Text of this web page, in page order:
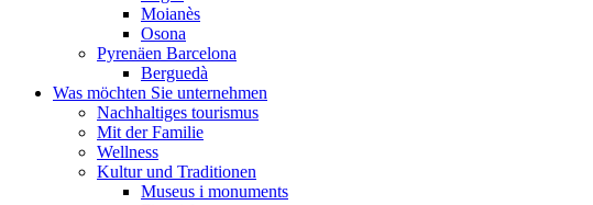
Moianès
Osona
Pyrenäen Barcelona
Berguedà
Was möchten Sie unternehmen
Nachhaltiges tourismus
Mit der Familie
Wellness
Kultur und Traditionen
Museus i monuments